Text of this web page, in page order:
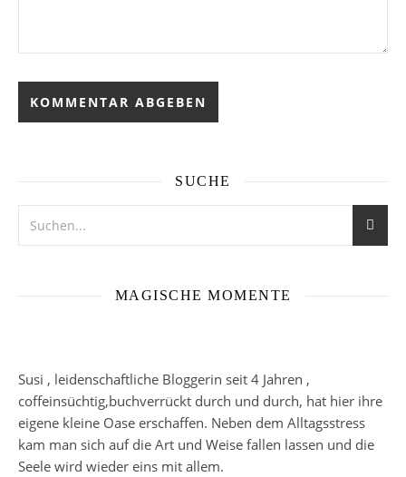
SUCHE
MAGISCHE MOMENTE
Susi , leidenschaftliche Bloggerin seit 4 Jahren ,
coffeinsüchtig,buchverrückt durch und durch, hat hier ihre
eigene kleine Oase erschaffen. Neben dem Alltagsstress
kam man sich auf die Art und Weise fallen lassen und die
Seele wird wieder eins mit allem.